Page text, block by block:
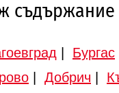
съдържание
Бургас
Добрич